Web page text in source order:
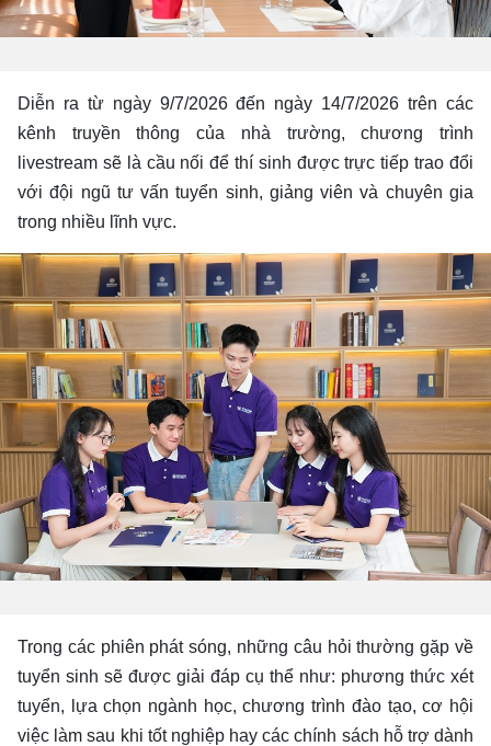
Diễn ra từ ngày 9/7/2026 đến ngày 14/7/2026 trên các
kênh truyền thông của nhà trường, chương trình
livestream sẽ là cầu nối để thí sinh được trực tiếp trao đổi
với đội ngũ tư vấn tuyển sinh, giảng viên và chuyên gia
trong nhiều lĩnh vực.
Trong các phiên phát sóng, những câu hỏi thường gặp về
tuyển sinh sẽ được giải đáp cụ thể như: phương thức xét
tuyển, lựa chọn ngành học, chương trình đào tạo, cơ hội
việc làm sau khi tốt nghiệp hay các chính sách hỗ trợ dành